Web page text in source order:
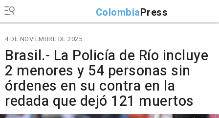
ColombiaPress
4 DE NOVIEMBRE DE 2025
Brasil.- La Policía de Río incluye
2 menores y 54 personas sin
órdenes en su contra en la
redada que dejó 121 muertos